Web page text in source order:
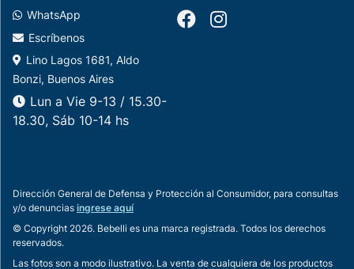
WhatsApp
Escríbenos
Lino Lagos 1681, Aldo
Bonzi, Buenos Aires
Lun a Vie 9-13 / 15.30-
18.30, Sáb 10-14 hs
Dirección General de Defensa y Protección al Consumidor, para consultas
y/o denuncias ingrese aquí
© Copyright 2026. Bebelli es una marca registrada. Todos los derechos
reservados.
Las fotos son a modo ilustrativo. La venta de cualquiera de los productos